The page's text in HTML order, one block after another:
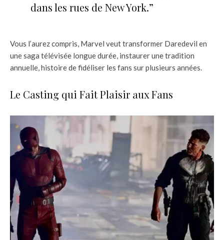
dans les rues de New York.”
Vous l’aurez compris, Marvel veut transformer Daredevil en
une saga télévisée longue durée, instaurer une tradition
annuelle, histoire de fidéliser les fans sur plusieurs années.
Le Casting qui Fait Plaisir aux Fans